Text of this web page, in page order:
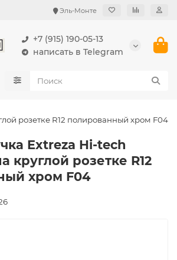
Эль-Монте
+7 (915) 190-05-13
написать в Telegram
розетке R12 полированный хром F04
Extreza Hi-tech
круглой розетке R12
хром F04